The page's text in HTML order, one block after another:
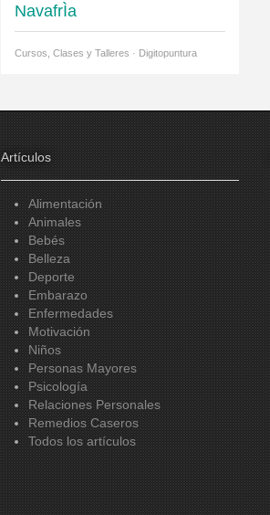
NavafrÌa
Cursos, Clases y Talleres · Digitopuntura
Artículos
Alimentación
Animales
Bebés
Belleza
Deporte
Embarazo
Enfermedades
Motivación
Niños
Personas Mayores
Psicología
Relaciones Personales
Remedios Caseros
Todos los artículos